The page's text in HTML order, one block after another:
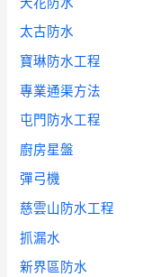
太古防水
寶琳防水工程
專業通渠方法
屯門防水工程
廚房星盤
彈弓機
慈雲山防水工程
抓漏水
新界區防水